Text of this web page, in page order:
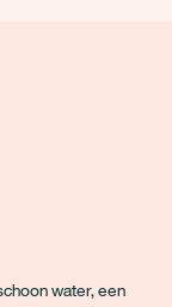
water, een